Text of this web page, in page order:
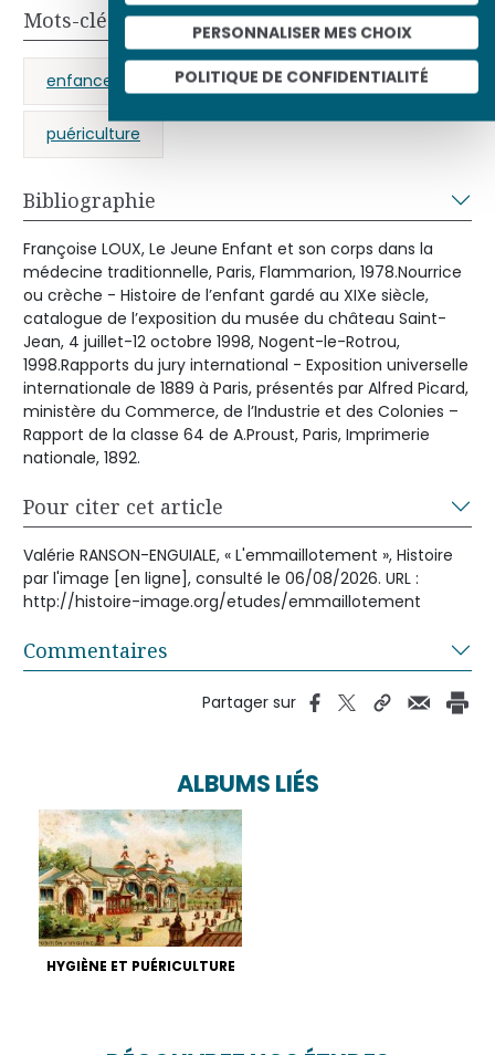
PERSONNALISER MES CHOIX
POLITIQUE DE CONFIDENTIALITÉ
Mots-clés
enfance hygiène médecine
puériculture
Bibliographie
Françoise LOUX, Le Jeune Enfant et son corps dans la
médecine traditionnelle, Paris, Flammarion, 1978.Nourrice
ou crèche - Histoire de l’enfant gardé au XIXe siècle,
catalogue de l’exposition du musée du château Saint-
Jean, 4 juillet-12 octobre 1998, Nogent-le-Rotrou,
1998.Rapports du jury international - Exposition universelle
internationale de 1889 à Paris, présentés par Alfred Picard,
ministère du Commerce, de l’Industrie et des Colonies –
Rapport de la classe 64 de A.Proust, Paris, Imprimerie
nationale, 1892.
Pour citer cet article
Valérie RANSON-ENGUIALE, « L'emmaillotement », Histoire
par l'image [en ligne], consulté le 06/08/2026. URL :
http://histoire-image.org/etudes/emmaillotement
Commentaires
Partager sur
ALBUMS LIÉS
HYGIÈNE ET PUÉRICULTURE